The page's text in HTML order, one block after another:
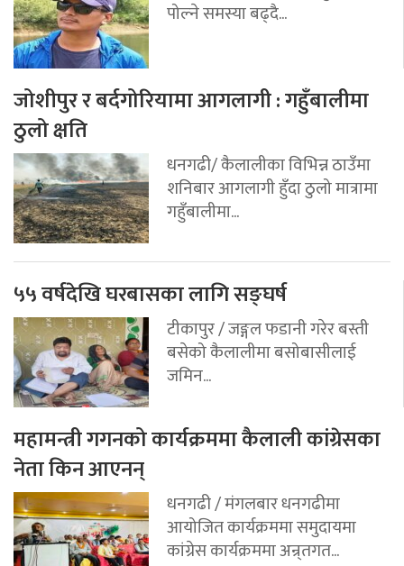
पोल्ने समस्या बढ्दै...
जोशीपुर र बर्दगोरियामा आगलागी : गहुँबालीमा
ठुलो क्षति
धनगढी/ कैलालीका विभिन्न ठाउँमा
शनिबार आगलागी हुँदा ठुलो मात्रामा
गहुँबालीमा...
५५ वर्षदेखि घरबासका लागि सङ्घर्ष
टीकापुर / जङ्गल फडानी गरेर बस्ती
बसेको कैलालीमा बसोबासीलाई
जमिन...
महामन्त्री गगनको कार्यक्रममा कैलाली कांग्रेसका
नेता किन आएनन्
धनगढी / मंगलबार धनगढीमा
आयोजित कार्यक्रममा समुदायमा
कांग्रेस कार्यक्रममा अन्र्तगत...